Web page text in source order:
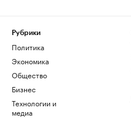
Рубрики
Политика
Экономика
Общество
Бизнес
Технологии и
медиа